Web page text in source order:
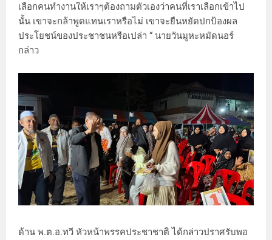
เลือกคนทำงานให้เราๆต้องถามตัวเองว่าคนที่เราเลือกเข้าไป
นั้น เขาจะกล้าพูดแทนเราหรือไม่ เขาจะยืนหยัดปกป้องผล
ประโยชน์ของประชาชนหรือเปล่า “ นายวันมูหะหมัดนอร์
กล่าว
ด้าน พ.ต.อ.ทวี หัวหน้าพรรคประชาชาติ ได้กล่าวปราศรับพอ